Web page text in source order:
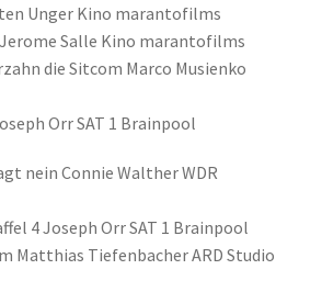
Unger Kino marantofilms
Salle Kino marantofilms
die Sitcom Marco Musienko
Orr SAT 1 Brainpool
nein Connie Walther WDR
4 Joseph Orr SAT 1 Brainpool
Matthias Tiefenbacher ARD Studio